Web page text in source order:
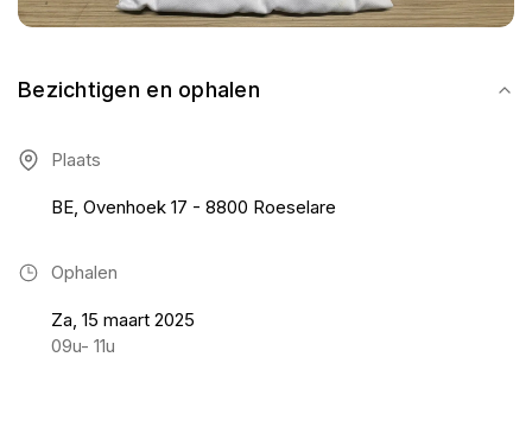
Bezichtigen en ophalen
Plaats
BE, Ovenhoek 17 - 8800 Roeselare
Ophalen
Za, 15 maart 2025
09u- 11u